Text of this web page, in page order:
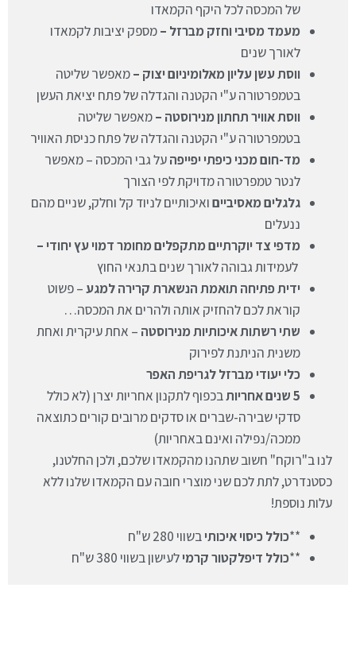
של המכסה לכל היקף הקמאדו
מעמד מסיבי וחזק מברזל –מספק יציבות לקמאדו
לאורך שנים
ווסת עשן עליון מאלומיניום יצוק –מאפשר שליטה
בטמפרטורה ע"י הקטנה והגדלה של פתח יציאת העשן
ווסת אוויר תחתון מנירוסטה –מאפשר שליטה
בטמפרטורה ע"י הקטנה והגדלה של פתח כניסת האוויר
מד-חום מכני כיפתי יפייפהעל גבי המכסה – מאפשר
לנטר טמפרטורה מדויקת לפי הצורך
גלגלים מאסיבייםואיכותיים לניוד קל וחלק, שניים מהם
ננעלים
מדפי צד יוקרתיים מתקפלים מחומר דמוי עץ יחודי –
לעמידות גבוהה לאורך שנים בתנאי החוץ
ידית פתיחה תואמת הנשארת קרירה למגע– פשוט
קוראת לכם להחזיק אותה ולהרים את המכסה…
שתי רשתות איכותיות מנירוסטה – אחת עיקרית ואחת
משנית הניתנת לפירוק
כלי יעודי מברזל לגריפת האפר
5 שנים אחריות
בכפוף לתקנון אחריות יצרן (לא כולל
סדקי שבירה-שברים או סדקים מרובים קורים כתוצאה
ממכה/נפילה ואינם באחריות)
לנו ב"רוקח" חשוב שתהנו מהקמאדו שלכם, ולכן החלטנו,
כסטנדרט, לתת לכם שני מוצרי חובה עם הקמאדו שלנו ללא
עלות נוספת!
**כולל כיסוי איכותיבשווי 280 ש"ח
**כולל דיפלקטור קרמילעישון בשווי 380 ש"ח